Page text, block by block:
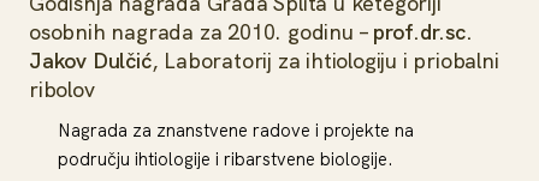
osobnih nagrada za 2010. godinu – prof.dr.sc.
Jakov Dulčić, Laboratorij za ihtiologiju i priobalni
ribolov
Nagrada za znanstvene radove i projekte na
području ihtiologije i ribarstvene biologije.